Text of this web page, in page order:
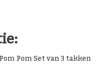
Pom Set van 3 takken